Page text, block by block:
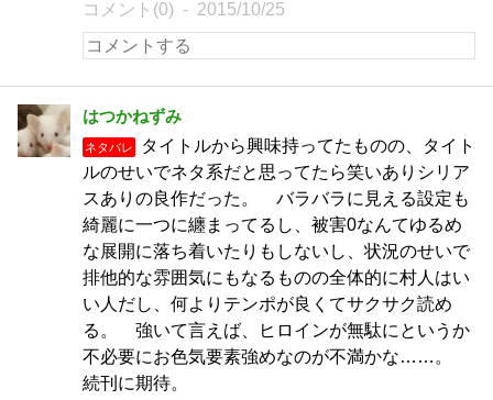
コメント(0) 2015/10/25
はつかねずみ
ネタバレ
タイトルから興味持ってたものの、タイト
ルのせいでネタ系だと思ってたら笑いありシリア
スありの良作だった。 バラバラに見える設定も
綺麗に一つに纏まってるし、被害0なんてゆるめ
な展開に落ち着いたりもしないし、状況のせいで
排他的な雰囲気にもなるものの全体的に村人はい
い人だし、何よりテンポが良くてサクサク読め
る。 強いて言えば、ヒロインが無駄にというか
不必要にお色気要素強めなのが不満かな……。
続刊に期待。